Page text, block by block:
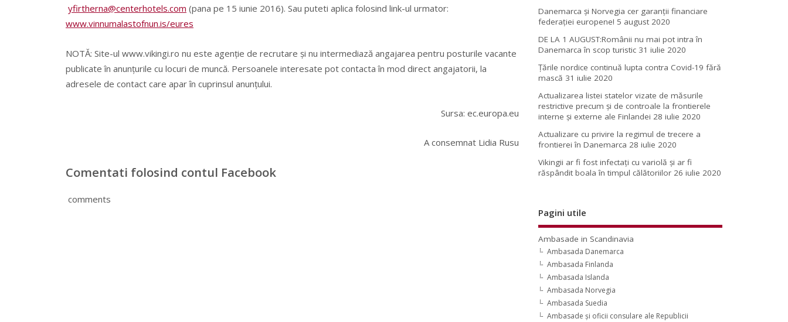
yfirtherna@centerhotels.com (pana pe 15 iunie 2016). Sau puteti aplica folosind link-ul urmator:
www.vinnumalastofnun.is/eures
NOTĂ: Site-ul www.vikingi.ro nu este agenție de recrutare și nu intermediază angajarea pentru posturile vacante
publicate în anunțurile cu locuri de muncă. Persoanele interesate pot contacta în mod direct angajatorii, la
adresele de contact care apar în cuprinsul anunțului.
Sursa: ec.europa.eu
A consemnat Lidia Rusu
Comentati folosind contul Facebook
comments
Danemarca și Norvegia cer garanții financiare
federației europene! 5 august 2020
DE LA 1 AUGUST:Românii nu mai pot intra în
Danemarca în scop turistic 31 iulie 2020
Țările nordice continuă lupta contra Covid-19 fără
mască 31 iulie 2020
Actualizarea listei statelor vizate de măsurile
restrictive precum și de controale la frontierele
interne și externe ale Finlandei 28 iulie 2020
Actualizare cu privire la regimul de trecere a
frontierei în Danemarca 28 iulie 2020
Vikingii ar fi fost infectaţi cu variolă şi ar fi
răspândit boala în timpul călătoriilor 26 iulie 2020
Pagini utile
Ambasade in Scandinavia
Ambasada Danemarca
Ambasada Finlanda
Ambasada Islanda
Ambasada Norvegia
Ambasada Suedia
Ambasade şi oficii consulare ale Republicii